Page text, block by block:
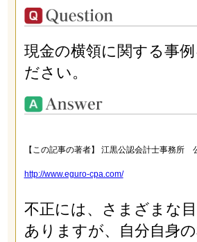
現金の横領に関する事例
ださい。
【この記事の著者】 江黒公認会計士事務
http://www.eguro-cpa.com/
不正には、さまざまな
ありますが、自分自身